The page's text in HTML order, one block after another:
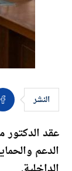
عقد
الدعم
الداخلية.